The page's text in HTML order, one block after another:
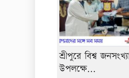
শ্রীপুরে বিশ্ব
উপলক্ষে...